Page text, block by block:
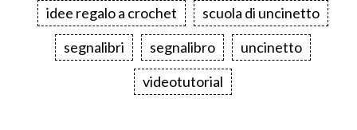
idee regalo a crochet
scuola di uncinetto
segnalibri
segnalibro
uncinetto
videotutorial